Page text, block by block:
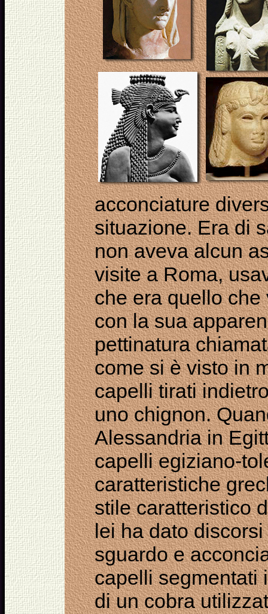
acconciature
situazione. Era di
non aveva alcun
visite a Roma,
che era quello
con la sua
pettinatura
come si è visto in
capelli tirati
uno chignon.
Alessandria in
capelli egiziano-
caratteristiche
stile caratteristico
lei ha dato
sguardo e
capelli segmentati
di un cobra